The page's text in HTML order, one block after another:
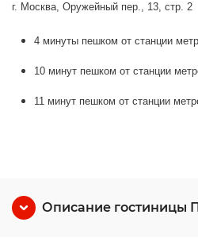
г. Москва, Оружейный пер., 13, стр. 2
4 минуты пешком от станции
10 минут пешком от станции
11 минут пешком от станции
Описание гостиницы